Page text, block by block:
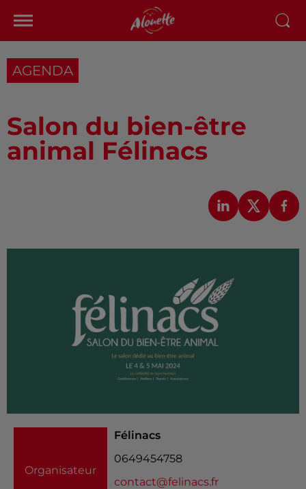
AGENDA
Salon du bien-être
animal Félinacs
Organisateur
Félinacs
0649454758
contact@felinacs.fr